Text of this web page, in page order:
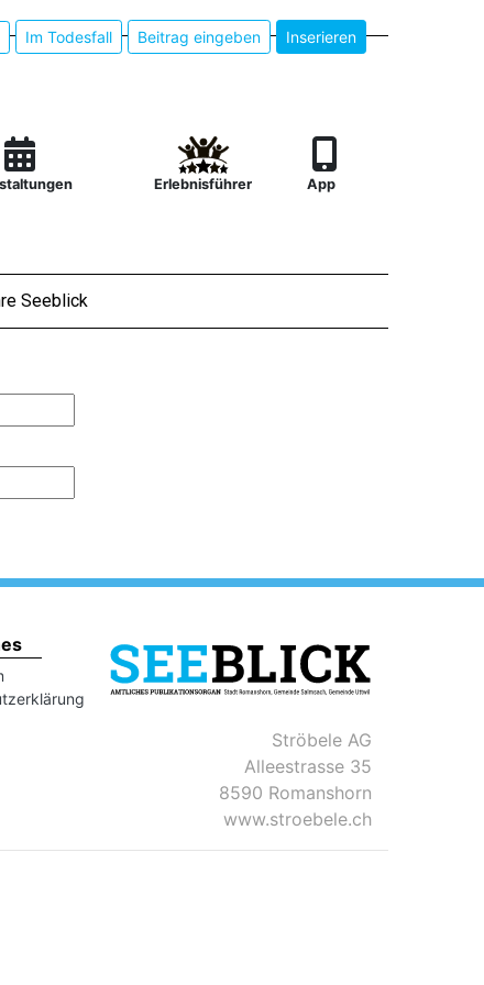
Im Todesfall Beitrag eingeben Inserieren
Erlebnisführer App
Seeblick
Ströbele AG
Alleestrasse 35
8590 Romanshorn
www.stroebele.ch